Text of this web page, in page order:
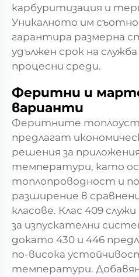
карбуритизация и
Уникалното им
гарантира размерна
удължен срок на
процесни среди.
Феритни и
варианти
Феритните
предлагат
решения за
температури, като
топлопроводност и
разширение в
класове. Клас 409
за изпускателни
докато 430 и 446
по-висока
температури.